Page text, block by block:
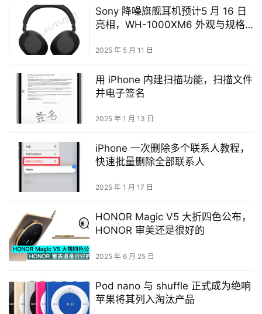
Sony 降噪旗舰耳机预计5 月 16 日
亮相，WH-1000XM6 外观与规格
2025 年 5 月 11 日
用 iPhone 内建扫描功能，扫描文件
并电子签名
2025 年 1 月 13 日
iPhone 一次删除多个联系人教程，
快速批量删除全部联系人
2025 年 1 月 17 日
HONOR Magic V5 大折四色公布，
HONOR 审美还是很好的
2025 年 6 月 25 日
Pod nano 与 shuffle 正式成为绝响
苹果将其列入淘汰产品